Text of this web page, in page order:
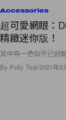
Accessories
超可愛網眼：
精緻迷你版！
其中有一色似乎已
By Polly Tsai/2021年3